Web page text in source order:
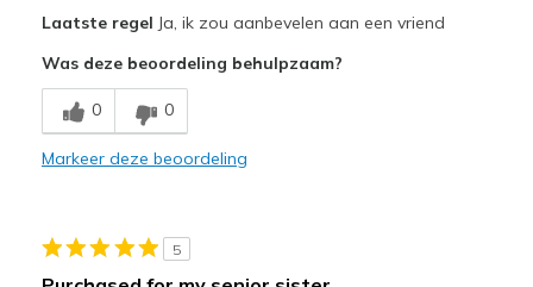
Beste toepassingen
Casual Wear
View On Shoes
Shoes are for Wearing
Laatste regel Ja, ik zou aanbevelen aan een vriend
Was deze beoordeling behulpzaam?
0 0
Markeer deze beoordeling
5